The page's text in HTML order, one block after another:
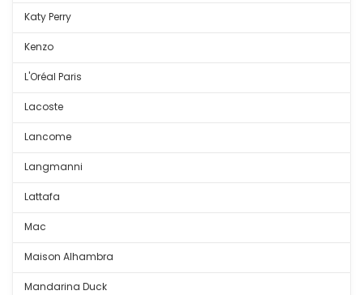
Katy Perry
Kenzo
L'Oréal Paris
Lacoste
Lancome
Langmanni
Lattafa
Mac
Maison Alhambra
Mandarina Duck